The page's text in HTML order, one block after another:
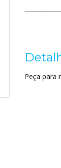
Peça para